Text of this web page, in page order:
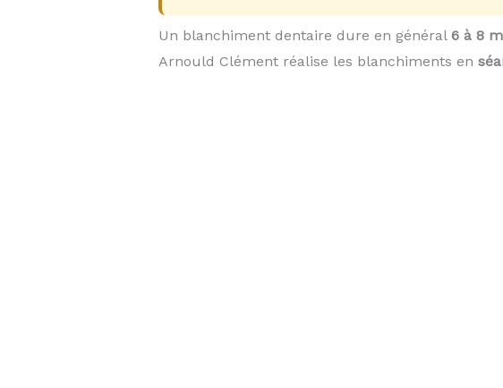
Un blanchiment dentaire dure en général 6 à 8
Arnould Clément réalise les blanchiments en